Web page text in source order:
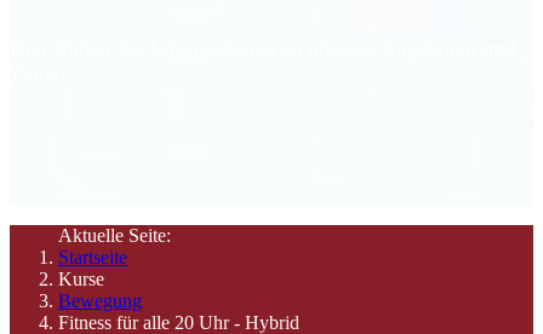
Aktuelle Seite:
Startseite
Kurse
Bewegung
Fitness für alle 20 Uhr - Hybrid